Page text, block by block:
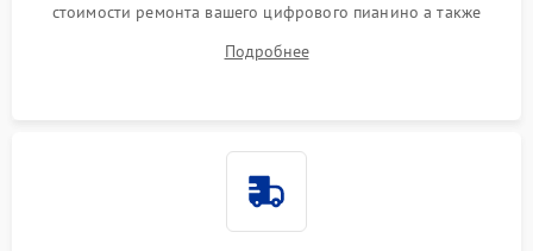
стоимости ремонта вашего цифрового пианино а также
Подробнее